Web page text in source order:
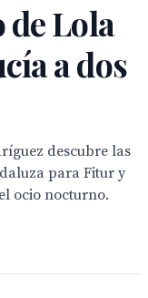
Lola
a dos
descubre las
para Fitur y
ocio nocturno.